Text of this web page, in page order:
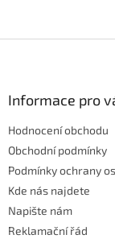
Informace pro
Hodnocení obchodu
Obchodní podmínky
Podmínky ochrany
Kde nás najdete
Napište nám
Reklamační řád